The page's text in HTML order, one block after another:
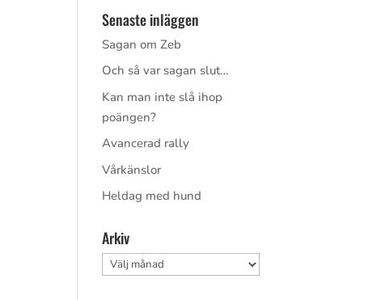
Senaste inläggen
Sagan om Zeb
Och så var sagan slut…
Kan man inte slå ihop
poängen?
Avancerad rally
Vårkänslor
Heldag med hund
Arkiv
Arkiv